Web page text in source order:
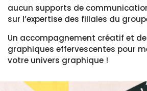
aucun supports de
sur l’expertise des filiales du
Un accompagnement créatif et
graphiques effervescentes pour
votre univers graphique !